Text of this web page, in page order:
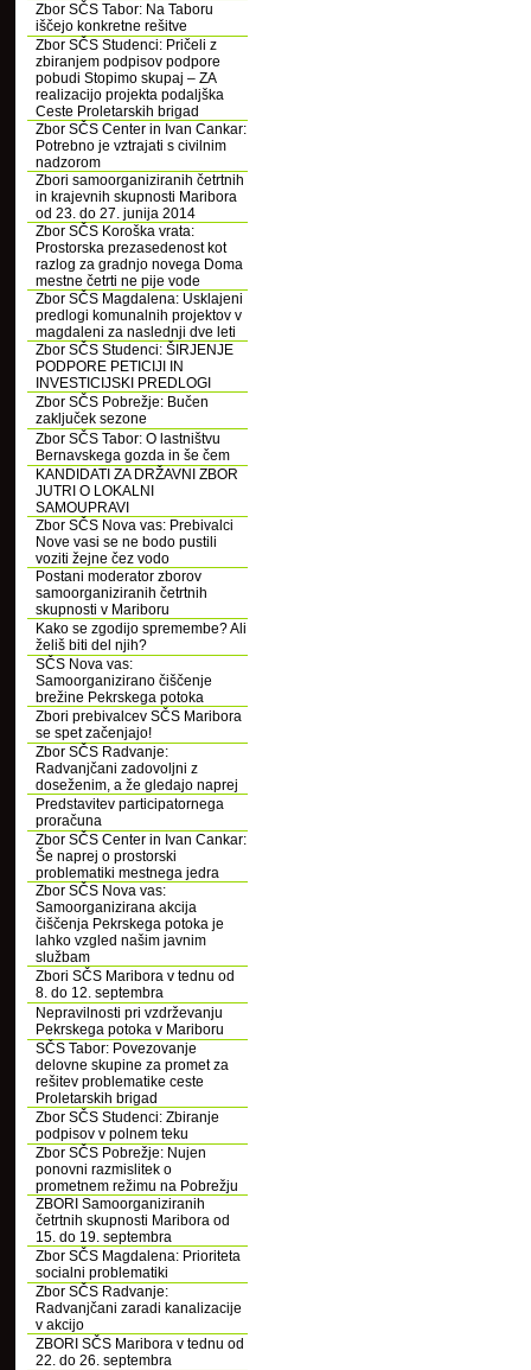
Zbor SČS Tabor: Na Taboru
iščejo konkretne rešitve
Zbor SČS Studenci: Pričeli z
zbiranjem podpisov podpore
pobudi Stopimo skupaj – ZA
realizacijo projekta podaljška
Ceste Proletarskih brigad
Zbor SČS Center in Ivan Cankar:
Potrebno je vztrajati s civilnim
nadzorom
Zbori samoorganiziranih četrtnih
in krajevnih skupnosti Maribora
od 23. do 27. junija 2014
Zbor SČS Koroška vrata:
Prostorska prezasedenost kot
razlog za gradnjo novega Doma
mestne četrti ne pije vode
Zbor SČS Magdalena: Usklajeni
predlogi komunalnih projektov v
magdaleni za naslednji dve leti
Zbor SČS Studenci: ŠIRJENJE
PODPORE PETICIJI IN
INVESTICIJSKI PREDLOGI
Zbor SČS Pobrežje: Bučen
zaključek sezone
Zbor SČS Tabor: O lastništvu
Bernavskega gozda in še čem
KANDIDATI ZA DRŽAVNI ZBOR
JUTRI O LOKALNI
SAMOUPRAVI
Zbor SČS Nova vas: Prebivalci
Nove vasi se ne bodo pustili
voziti žejne čez vodo
Postani moderator zborov
samoorganiziranih četrtnih
skupnosti v Mariboru
Kako se zgodijo spremembe? Ali
želiš biti del njih?
SČS Nova vas:
Samoorganizirano čiščenje
brežine Pekrskega potoka
Zbori prebivalcev SČS Maribora
se spet začenjajo!
Zbor SČS Radvanje:
Radvanjčani zadovoljni z
doseženim, a že gledajo naprej
Predstavitev participatornega
proračuna
Zbor SČS Center in Ivan Cankar:
Še naprej o prostorski
problematiki mestnega jedra
Zbor SČS Nova vas:
Samoorganizirana akcija
čiščenja Pekrskega potoka je
lahko vzgled našim javnim
službam
Zbori SČS Maribora v tednu od
8. do 12. septembra
Nepravilnosti pri vzdrževanju
Pekrskega potoka v Mariboru
SČS Tabor: Povezovanje
delovne skupine za promet za
rešitev problematike ceste
Proletarskih brigad
Zbor SČS Studenci: Zbiranje
podpisov v polnem teku
Zbor SČS Pobrežje: Nujen
ponovni razmislitek o
prometnem režimu na Pobrežju
ZBORI Samoorganiziranih
četrtnih skupnosti Maribora od
15. do 19. septembra
Zbor SČS Magdalena: Prioriteta
socialni problematiki
Zbor SČS Radvanje:
Radvanjčani zaradi kanalizacije
v akcijo
ZBORI SČS Maribora v tednu od
22. do 26. septembra